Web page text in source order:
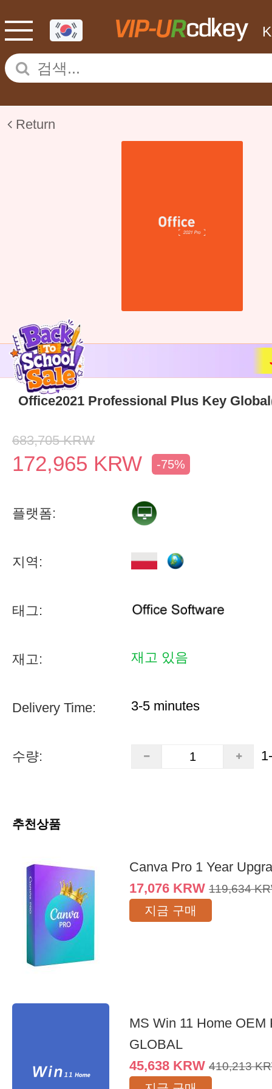
Return
Office2021 Professional Plus Key
683,705 KRW
172,965 KRW -75%
플랫폼:
지역:
태그:
재고: 재고 있음
Delivery Time: 3-5 minutes
수량:
추천상품
Canva Pro 1 Year
17,076 KRW 119,634
지금 구매
MS Win 11 Home OEM
GLOBAL
45,638 KRW 410,213